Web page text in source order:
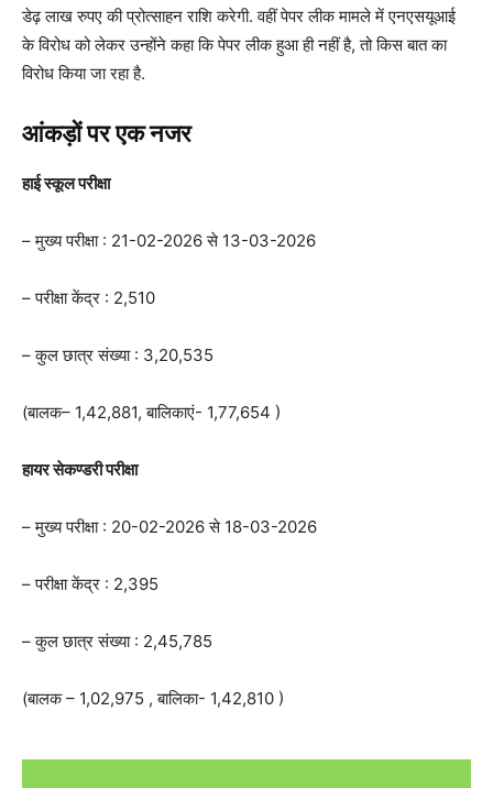
डेढ़ लाख रुपए की प्रोत्साहन राशि करेगी. वहीं पेपर लीक मामले में एनएसयूआई
के विरोध को लेकर उन्होंने कहा कि पेपर लीक हुआ ही नहीं है, तो किस बात का
विरोध किया जा रहा है.
आंकड़ों पर एक नजर
हाई स्कूल परीक्षा
– मुख्य परीक्षा : 21-02-2026 से 13-03-2026
– परीक्षा केंद्र : 2,510
– कुल छात्र संख्या : 3,20,535
(बालक– 1,42,881, बालिकाएं- 1,77,654 )
हायर सेकण्डरी परीक्षा
– मुख्य परीक्षा : 20-02-2026 से 18-03-2026⁠
– परीक्षा केंद्र : 2,395
– कुल छात्र संख्या : 2,45,785
(बालक – 1,02,975 , बालिका- 1,42,810 )